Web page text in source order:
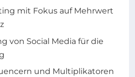
mit Fokus auf Mehrwert
von Social Media für die
und Multiplikatoren